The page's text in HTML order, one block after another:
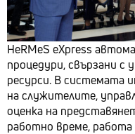
HeRMeS eXpress
процедури, свързани с
ресурси. В системата
на служителите,
оценка на
работно време, работа